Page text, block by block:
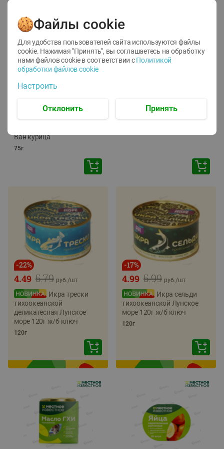
12
1.05 руб./
руб./шт
Корм влаж. для кош. с
Ван курица
75г
ТОФУ Vegetus ТВЕРДЫЙ
-22%
5.79
4.49 руб./шт
Икра трески
тихоокеанской
деликатесная Лунское
море 120г ж/б ключ
120г
-17%
5.99
4.99 руб./шт
Икра сельди
тихоокеанской Лунское
море 120г ж/б ключ
120г
Файлы cookie
Для удобства пользователей сайта используются файлы
cookie. Нажимая "Принять", вы соглашаетесь на обработку
нами файлов cookie в соответствии с Политикой
обработки файлов cookie
Настроить
Отклонить Принять